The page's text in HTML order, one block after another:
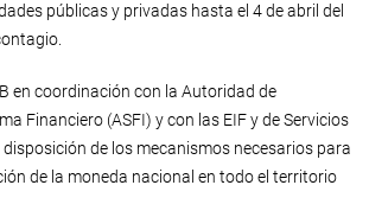
públicas y privadas hasta el 4 de abril del
en coordinación con la Autoridad de
Financiero (ASFI) y con las EIF y de Servicios
de los mecanismos necesarios para
de la moneda nacional en todo el territorio